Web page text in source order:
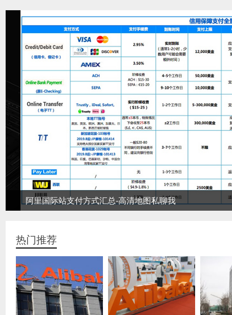
阿里国际站支付方式汇总-高清地图私聊我
热门推荐